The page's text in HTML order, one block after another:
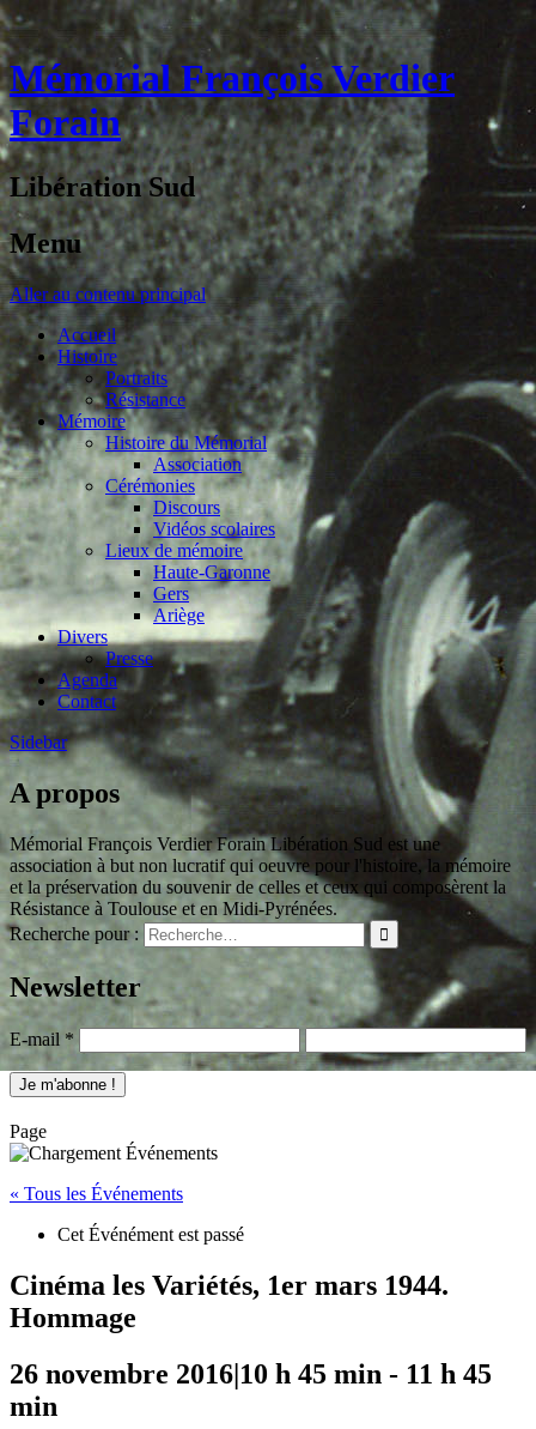
Mémorial François Verdier
Forain
Libération Sud
Menu
Aller au contenu principal
Accueil
Histoire
Portraits
Résistance
Mémoire
Histoire du Mémorial
Association
Cérémonies
Discours
Vidéos scolaires
Lieux de mémoire
Haute-Garonne
Gers
Ariège
Divers
Presse
Agenda
Contact
Sidebar
A propos
Mémorial François Verdier Forain Libération Sud est une
association à but non lucratif qui oeuvre pour l'histoire, la mémoire
et la préservation du souvenir de celles et ceux qui composèrent la
Résistance à Toulouse et en Midi-Pyrénées.
Recherche pour :
Newsletter
E-mail *
Page
« Tous les Événements
Cet Événément est passé
Cinéma les Variétés, 1er mars 1944.
Hommage
26 novembre 2016|10 h 45 min - 11 h 45
min